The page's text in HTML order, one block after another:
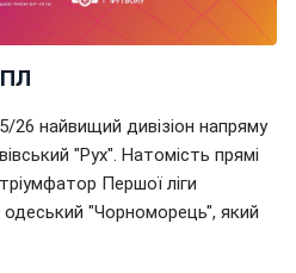
26 найвищий дивізіон напряму
"Рух". Натомість прямі
Першої ліги
одеський "Чорноморець", який